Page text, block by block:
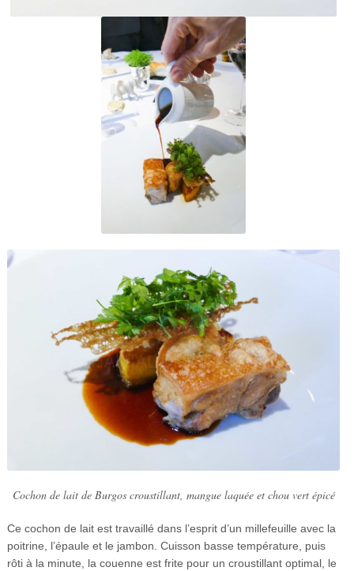
Cochon de lait de Burgos croustillant, mangue laquée et chou vert épicé
Ce cochon de lait est travaillé dans l’esprit d’un millefeuille avec la
poitrine, l’épaule et le jambon. Cuisson basse température, puis
rôti à la minute, la couenne est frite pour un croustillant optimal, le